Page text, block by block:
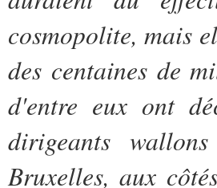
cosmopolite, mais
des centaines de
d'entre eux ont
dirigeants
Bruxelles, aux